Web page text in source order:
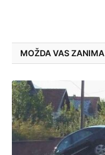
MOŽDA VAS ZANIMA